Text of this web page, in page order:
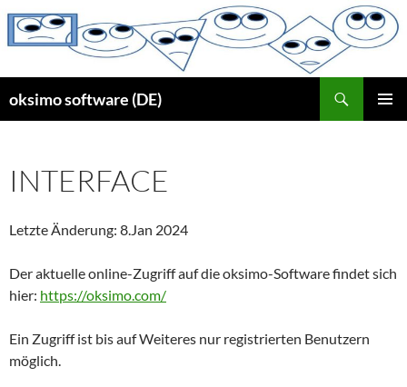
Zum
Inhalt
oksimo software (DE)
INTERFACE
Letzte Änderung: 8.Jan 2024
Der aktuelle online-Zugriff auf die oksimo-Software findet sich
hier: https://oksimo.com/
Ein Zugriff ist bis auf Weiteres nur registrierten Benutzern
möglich.